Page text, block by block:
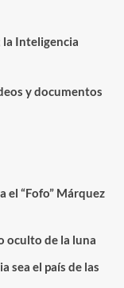
la Inteligencia
y documentos
el “Fofo” Márquez
oculto de la luna
sea el país de las